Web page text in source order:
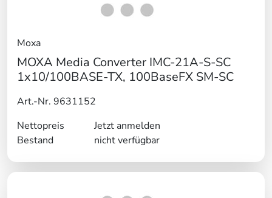
Moxa
MOXA Media Converter IMC-21A-S-SC
1x10/100BASE-TX, 100BaseFX SM-SC
Art.-Nr. 9631152
Nettopreis
Jetzt anmelden
Bestand
nicht verfügbar